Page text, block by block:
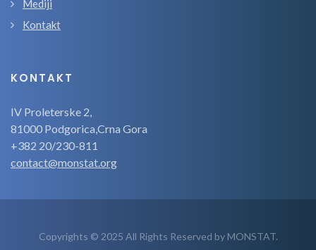
Mediji
Kontakt
KONTAKT
IV Proleterske 2,
81000 Podgorica,Crna Gora
+382 20/230-811
contact@monstat.org
Copyrights © 2025 All Rights Reserved by MONSTAT.